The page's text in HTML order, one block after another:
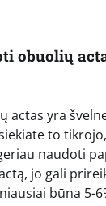
obuolių
actas yra
to
naudoti
jo gali
būna 5-